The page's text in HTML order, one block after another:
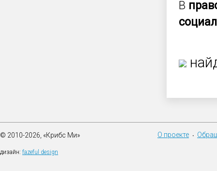
В
© 2010-2026, «Крибс Ми»
дизайн: fazeful design
О проекте •